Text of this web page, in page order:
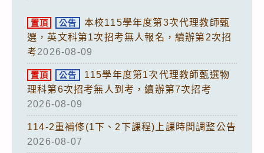
置頂 公告
本校115學年度第3次代理教師甄
選，英文科第1次招考無人報名，續辦第2次招
考2026-08-09
置頂 公告
115學年度第1次代理教師甄選物
理科第6次招考無人到考，續辦第7次招考
2026-08-09
114-2重補修(1下、2下課程)上課時間調整公告
2026-08-07